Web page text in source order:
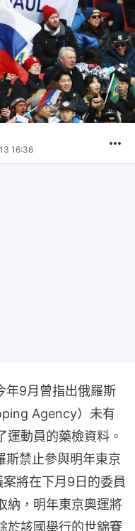
16:36
年9月曾指出俄羅斯
Agency）未有
運動員的藥檢資料。
斯禁止參與明年東京
將在下月9日的委員
納，明年東京奧運將
於該國舉行的世錦賽